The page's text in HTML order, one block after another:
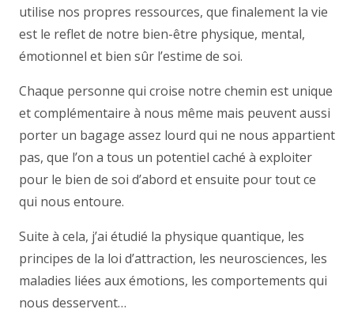
utilise nos propres ressources, que finalement la vie
est le reflet de notre bien-être physique, mental,
émotionnel et bien sûr l’estime de soi.
Chaque personne qui croise notre chemin est unique
et complémentaire à nous même mais peuvent aussi
porter un bagage assez lourd qui ne nous appartient
pas, que l’on a tous un potentiel caché à exploiter
pour le bien de soi d’abord et ensuite pour tout ce
qui nous entoure.
Suite à cela, j’ai étudié la physique quantique, les
principes de la loi d’attraction, les neurosciences, les
maladies liées aux émotions, les comportements qui
nous desservent…